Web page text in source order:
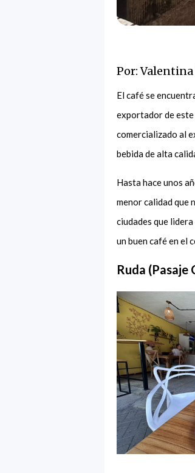
Por: Valentina
El café se
exportador de este
comercializado al
bebida de alta
Hasta hace unos
menor calidad que
ciudades que
un buen café en el
Ruda (Pasaje